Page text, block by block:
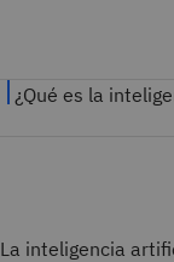
La inteligencia